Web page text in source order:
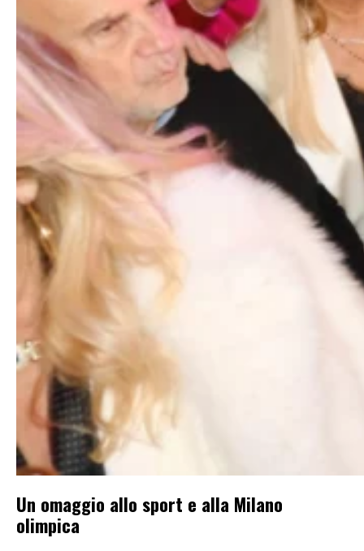
Un omaggio allo sport e alla Milano
olimpica